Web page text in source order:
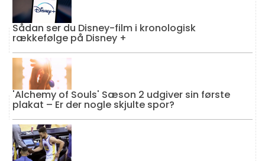
Sådan ser du Disney-film i kronologisk
rækkefølge på Disney +
'Alchemy of Souls' Sæson 2 udgiver sin første
plakat – Er der nogle skjulte spor?